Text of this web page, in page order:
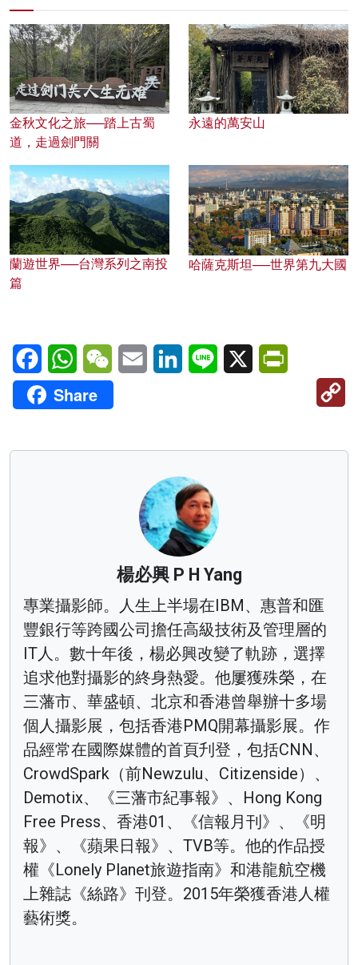
金秋文化之旅──踏上古蜀
道，走過劍門關
永遠的萬安山
蘭遊世界──台灣系列之南投
篇
哈薩克斯坦──世界第九大國
FacebookWhatsAppWeChatEmail LinkedInLine X
Share
楊必興 P H Yang
專業攝影師。人生上半場在IBM、惠普和匯
豐銀行等跨國公司擔任高級技術及管理層的
IT人。數十年後，楊必興改變了軌跡，選擇
追求他對攝影的終身熱愛。他屢獲殊榮，在
三藩市、華盛頓、北京和香港曾舉辦十多場
個人攝影展，包括香港PMQ開幕攝影展。作
品經常在國際媒體的首頁刋登，包括CNN、
CrowdSpark（前Newzulu、Citizenside）、
Demotix、《三藩市紀事報》、Hong Kong
Free Press、香港01、《信報月刊》、《明
報》、《蘋果日報》、TVB等。他的作品授
權《Lonely Planet旅遊指南》和港龍航空機
上雜誌《絲路》刊登。2015年榮獲香港人權
藝術獎。